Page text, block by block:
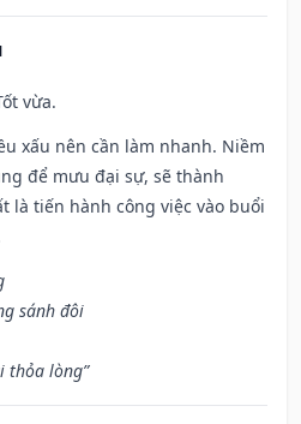
vừa.
xấu nên cần làm nhanh. Niềm
để mưu đại sự, sẽ thành
là tiến hành công việc vào buổi
sánh đôi
thỏa lòng”